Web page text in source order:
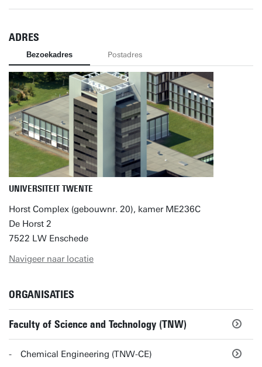
ADRES
Bezoekadres Postadres
UNIVERSITEIT TWENTE
Horst Complex (gebouwnr. 20), kamer ME236C
De Horst 2
7522 LW Enschede
Navigeer naar locatie
ORGANISATIES
Faculty of Science and Technology (TNW)
Chemical Engineering (TNW-CE)